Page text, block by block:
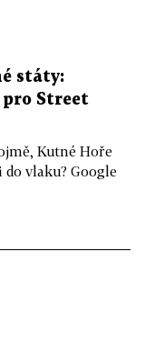
státy:
pro Street
Kutné Hoře
do vlaku? Google